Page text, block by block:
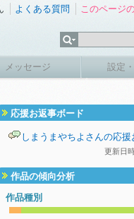
よくある質問 このページ
メッセージ 設定
応援お返事ボード
しまうまやちよさんの応援
更新日
作品の傾向分析
作品種別